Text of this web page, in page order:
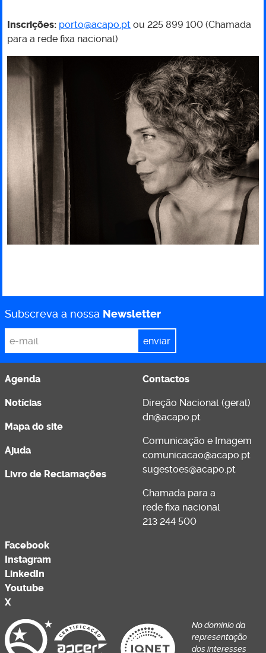
Inscrições: porto@acapo.pt ou 225 899 100 (Chamada
para a rede fixa nacional)
Subscreva a nossa Newsletter
Email*
Agenda
Notícias
Mapa do site
Ajuda
Livro de Reclamações
Contactos
Direção Nacional (geral)
dn@acapo.pt
Comunicação e Imagem
comunicacao@acapo.pt
sugestoes@acapo.pt
Chamada para a
rede fixa nacional
213 244 500
Facebook
Instagram
LinkedIn
Youtube
X
No domínio da
representação
dos interesses